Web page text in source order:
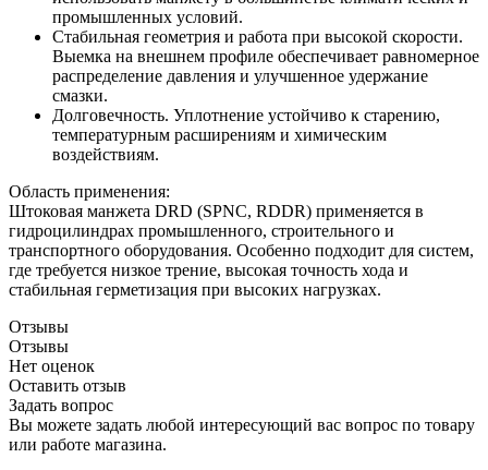
промышленных условий.
Стабильная геометрия и работа при высокой скорости.
Выемка на внешнем профиле обеспечивает равномерное
распределение давления и улучшенное удержание
смазки.
Долговечность. Уплотнение устойчиво к старению,
температурным расширениям и химическим
воздействиям.
Область применения:
Штоковая манжета DRD (SPNC, RDDR) применяется в
гидроцилиндрах промышленного, строительного и
транспортного оборудования. Особенно подходит для систем,
где требуется низкое трение, высокая точность хода и
стабильная герметизация при высоких нагрузках.
Отзывы
Отзывы
Нет оценок
Оставить отзыв
Задать вопрос
Вы можете задать любой интересующий вас вопрос по товару
или работе магазина.